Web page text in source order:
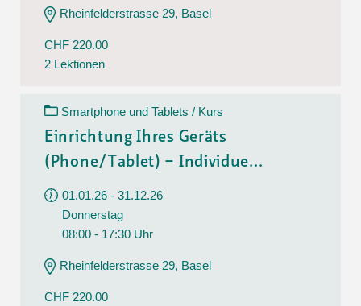
Rheinfelderstrasse 29, Basel
CHF 220.00
2 Lektionen
Smartphone und Tablets / Kurs
Einrichtung Ihres Geräts
(Phone/Tablet) – Individue...
01.01.26 - 31.12.26
Donnerstag
08:00 - 17:30 Uhr
Rheinfelderstrasse 29, Basel
CHF 220.00